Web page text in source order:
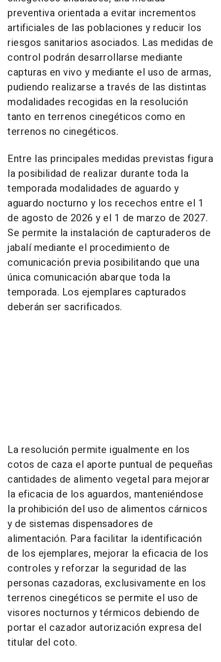
preventiva orientada a evitar incrementos
artificiales de las poblaciones y reducir los
riesgos sanitarios asociados. Las medidas de
control podrán desarrollarse mediante
capturas en vivo y mediante el uso de armas,
pudiendo realizarse a través de las distintas
modalidades recogidas en la resolución
tanto en terrenos cinegéticos como en
terrenos no cinegéticos.
Entre las principales medidas previstas figura
la posibilidad de realizar durante toda la
temporada modalidades de aguardo y
aguardo nocturno y los recechos entre el 1
de agosto de 2026 y el 1 de marzo de 2027.
Se permite la instalación de capturaderos de
jabalí mediante el procedimiento de
comunicación previa posibilitando que una
única comunicación abarque toda la
temporada. Los ejemplares capturados
deberán ser sacrificados.
La resolución permite igualmente en los
cotos de caza el aporte puntual de pequeñas
cantidades de alimento vegetal para mejorar
la eficacia de los aguardos, manteniéndose
la prohibición del uso de alimentos cárnicos
y de sistemas dispensadores de
alimentación. Para facilitar la identificación
de los ejemplares, mejorar la eficacia de los
controles y reforzar la seguridad de las
personas cazadoras, exclusivamente en los
terrenos cinegéticos se permite el uso de
visores nocturnos y térmicos debiendo de
portar el cazador autorización expresa del
titular del coto.